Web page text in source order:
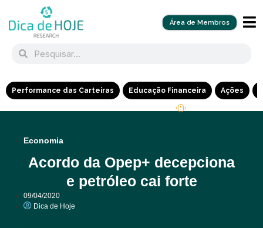
Área de Membros
Performance das Carteiras Educação Financeira Ações
Economia
Acordo da Opep+ decepciona
e petróleo cai forte
09/04/2020
Dica de Hoje